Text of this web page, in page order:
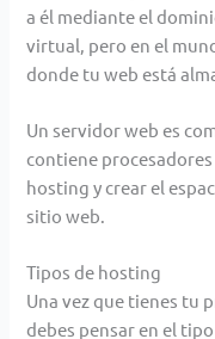
a él mediante el
virtual, pero en el
donde tu web está
Un servidor web es
contiene procesadores
hosting y crear el
sitio web.
Tipos de hosting
Una vez que tienes tu
debes pensar en el